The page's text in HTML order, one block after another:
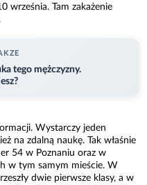
września. Tam zakażenie
tego mężczyzny.
Wystarczy jeden
na zdalną naukę. Tak właśnie
54 w Poznaniu oraz w
w tym samym mieście. W
dwie pierwsze klasy, a w